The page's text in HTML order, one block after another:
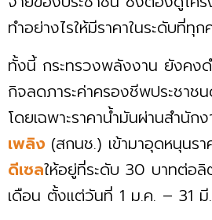
ทำอย่างไรให้มีราคาในระดับที่ทุ
ทั้งนี้ กระทรวงพลังงาน ยังคงด
กิจลดภาระค่าครองชีพประชาช
โดยเฉพาะราคาน้ำมันผ่านสำนัก
เพลิง (สกนช.) เข้ามาอุดหนุนร
ดีเซลให้อยู่ที่ระดับ 30 บาทต่อลิ
เดือน ตั้งแต่วันที่ 1 ม.ค. – 31